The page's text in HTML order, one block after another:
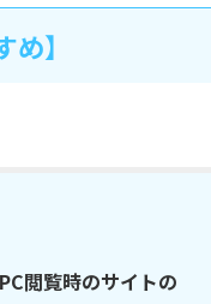
】
閲覧時のサイトの